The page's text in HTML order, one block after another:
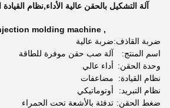
آلة التشكيل بالحقن عالية الأداء,نظام
,
molding machine
ضربة القاذف:ضربة عالية
اسم المنتج:
آلة صب حقن موفرة للطاقة
وحدة الحقن: أداء عالي
نظام القيادة:
مضاعفات
نظام التبريد:
أوتوماتيكي
ضغط الحقن: تدفئة بالأشعة تحت الحمراء